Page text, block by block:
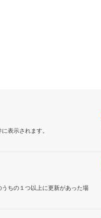
表示されます。
ちの１つ以上に更新があった場